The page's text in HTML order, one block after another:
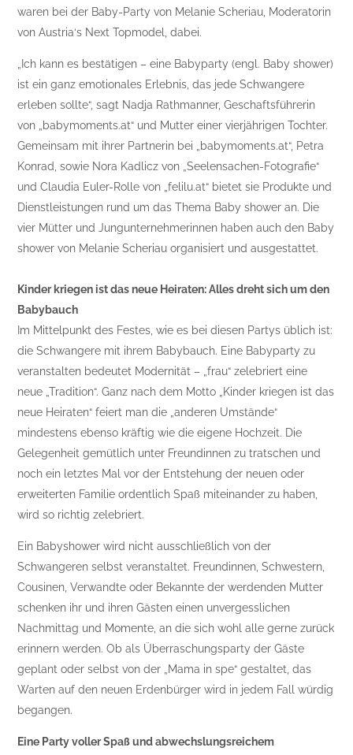
waren bei der Baby-Party von Melanie Scheriau, Moderatorin
von Austria‘s Next Topmodel, dabei.
„Ich kann es bestätigen – eine Babyparty (engl. Baby shower)
ist ein ganz emotionales Erlebnis, das jede Schwangere
erleben sollte“, sagt Nadja Rathmanner, Geschaftsführerin
von „babymoments.at“ und Mutter einer vierjährigen Tochter.
Gemeinsam mit ihrer Partnerin bei „babymoments.at“, Petra
Konrad, sowie Nora Kadlicz von „Seelensachen-Fotografie“
und Claudia Euler-Rolle von „felilu.at“ bietet sie Produkte und
Dienstleistungen rund um das Thema Baby shower an. Die
vier Mütter und Jungunternehmerinnen haben auch den Baby
shower von Melanie Scheriau organisiert und ausgestattet.
Kinder kriegen ist das neue Heiraten: Alles dreht sich um den
Babybauch
Im Mittelpunkt des Festes, wie es bei diesen Partys üblich ist:
die Schwangere mit ihrem Babybauch. Eine Babyparty zu
veranstalten bedeutet Modernität – „frau“ zelebriert eine
neue „Tradition“. Ganz nach dem Motto „Kinder kriegen ist das
neue Heiraten“ feiert man die „anderen Umstände“
mindestens ebenso kräftig wie die eigene Hochzeit. Die
Gelegenheit gemütlich unter Freundinnen zu tratschen und
noch ein letztes Mal vor der Entstehung der neuen oder
erweiterten Familie ordentlich Spaß miteinander zu haben,
wird so richtig zelebriert.
Ein Babyshower wird nicht ausschließlich von der
Schwangeren selbst veranstaltet. Freundinnen, Schwestern,
Cousinen, Verwandte oder Bekannte der werdenden Mutter
schenken ihr und ihren Gästen einen unvergesslichen
Nachmittag und Momente, an die sich wohl alle gerne zurück
erinnern werden. Ob als Überraschungsparty der Gäste
geplant oder selbst von der „Mama in spe“ gestaltet, das
Warten auf den neuen Erdenbürger wird in jedem Fall würdig
begangen.
Eine Party voller Spaß und abwechslungsreichem